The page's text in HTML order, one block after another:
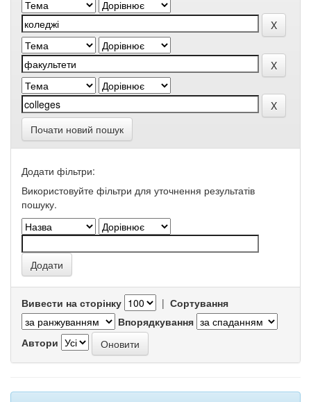
Почати новий пошук
Додати фільтри:
Використовуйте фільтри для уточнення результатів
пошуку.
Вивести на сторінку | Сортування
Впорядкування
Автори